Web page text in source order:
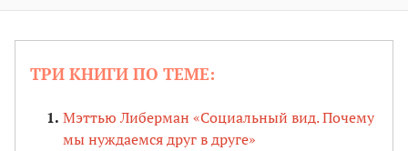
ТРИ КНИГИ ПО ТЕМЕ:
Мэттью Либерман «Социальный вид. Почему
мы нуждаемся друг в друге»